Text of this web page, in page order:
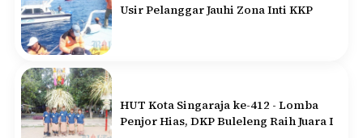
Usir Pelanggar Jauhi Zona Inti KKP
HUT Kota Singaraja ke-412 - Lomba
Penjor Hias, DKP Buleleng Raih Juara I